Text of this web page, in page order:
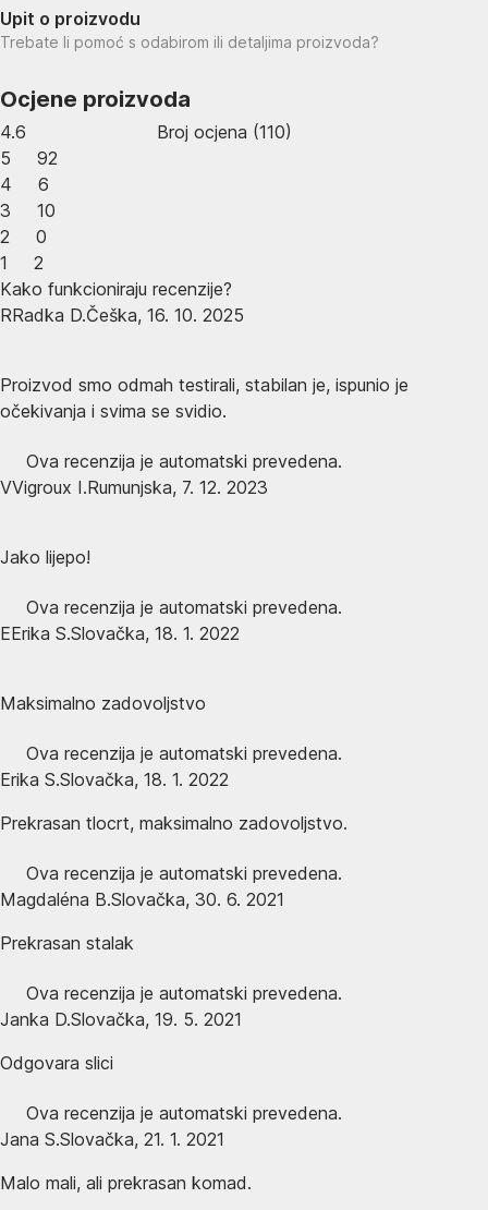
Upit o proizvodu
Trebate li pomoć s odabirom ili detaljima proizvoda?
Ocjene proizvoda
4.6 Broj ocjena (110)
5
92
4
6
3
10
2
0
1
2
Kako funkcioniraju recenzije?
RRadka D.Češka, 16. 10. 2025
Proizvod smo odmah testirali, stabilan je, ispunio je
očekivanja i svima se svidio.
Ova recenzija je automatski prevedena.
VVigroux I.Rumunjska, 7. 12. 2023
Jako lijepo!
Ova recenzija je automatski prevedena.
EErika S.Slovačka, 18. 1. 2022
Maksimalno zadovoljstvo
Ova recenzija je automatski prevedena.
Erika S.Slovačka, 18. 1. 2022
Prekrasan tlocrt, maksimalno zadovoljstvo.
Ova recenzija je automatski prevedena.
Magdaléna B.Slovačka, 30. 6. 2021
Prekrasan stalak
Ova recenzija je automatski prevedena.
Janka D.Slovačka, 19. 5. 2021
Odgovara slici
Ova recenzija je automatski prevedena.
Jana S.Slovačka, 21. 1. 2021
Malo mali, ali prekrasan komad.